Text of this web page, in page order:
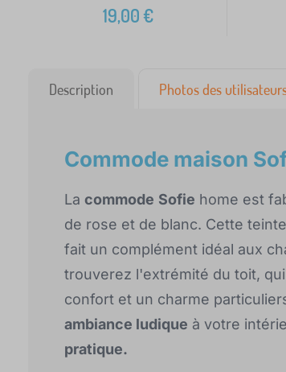
19,00€
Description Photos des
Commode maison
La commode Sofie home est
de rose et de blanc. Cette
fait un complément idéal aux
trouverez l'extrémité du toit,
confort et un charme
ambiance ludique à votre
pratique.